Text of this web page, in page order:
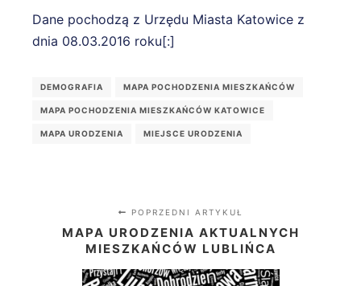
Dane pochodzą z Urzędu Miasta Katowice z
dnia 08.03.2016 roku[:]
DEMOGRAFIA MAPA POCHODZENIA MIESZKAŃCÓW
MAPA POCHODZENIA MIESZKAŃCÓW KATOWICE
MAPA URODZENIA MIEJSCE URODZENIA
POPRZEDNI ARTYKUŁ
MAPA URODZENIA AKTUALNYCH
MIESZKAŃCÓW LUBLIŃCA